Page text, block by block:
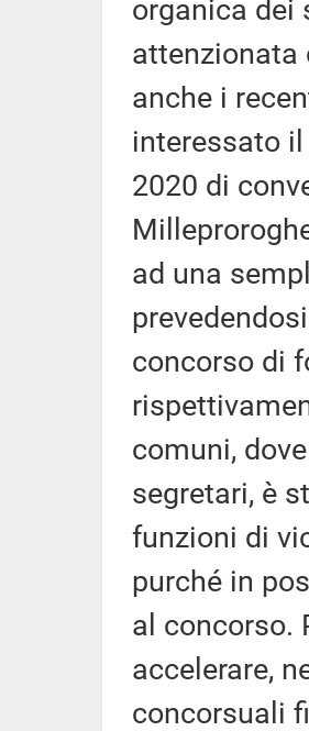
organica dei
attenzionata
anche i
interessato
2020 di
ad una
concorso di
comuni,
segretari, è
funzioni di
purché in
al concorso.
accelerare,
concorsuali